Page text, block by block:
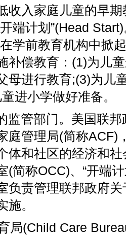
收入家庭儿童的早
端计划”(Head
学前教育机构中掀
补偿教育：(1)为儿
母进行教育;(3)为儿
进小学做好准备。
监管部门。美国联
庭管理局(简称ACF)
体和社区的经济和
(简称OCC)、“开端
负责管理联邦政府
施。
局(Child Care